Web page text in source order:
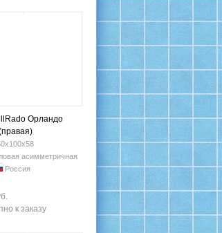
Орландо
асимметричная
Россия
к заказу